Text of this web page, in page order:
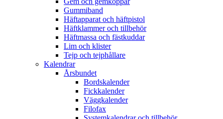
Gummiband
Häftapparat och häftpistol
Häftklammer och tillbehör
Häftmassa och fästkuddar
Lim och klister
Tejp och tejphållare
Kalendrar
Årsbundet
Bordskalender
Fickkalender
Väggkalender
Filofax